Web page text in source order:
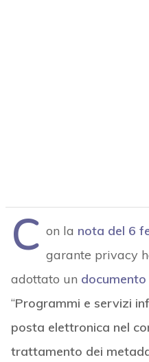
C on la nota del 6
garante privacy
adottato un
“Programmi e servizi
posta elettronica nel
trattamento dei